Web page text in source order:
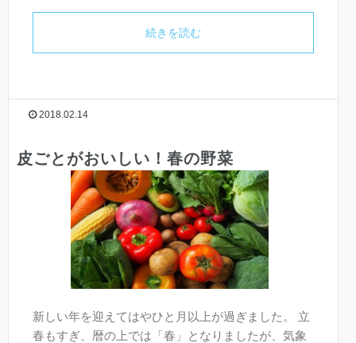
続きを読む
2018.02.14
皮ごとがおいしい！春の野菜
新しい年を迎えてはやひと月以上が過ぎました。 立
春もすぎ、暦の上では「春」となりましたが、気象